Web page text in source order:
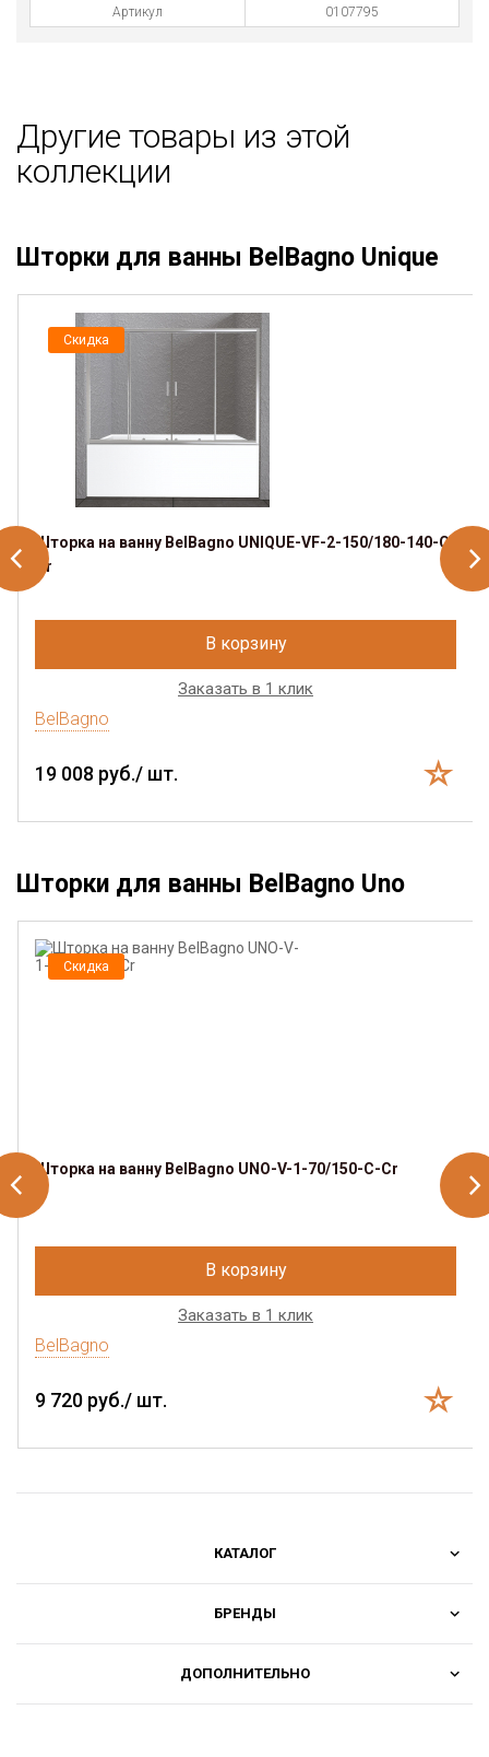
Артикул 0107795
Другие товары из этой
коллекции
Шторки для ванны BelBagno Unique
Скидка
Шторка на ванну BelBagno UNIQUE-VF-2-150/180-140-C-
Cr
В корзину
Заказать в 1 клик
BelBagno
19 008 руб./ шт.
Шторки для ванны BelBagno Uno
Скидка
Шторка на ванну BelBagno UNO-V-1-70/150-C-Cr
В корзину
Заказать в 1 клик
BelBagno
9 720 руб./ шт.
КАТАЛОГ
БРЕНДЫ
ДОПОЛНИТЕЛЬНО